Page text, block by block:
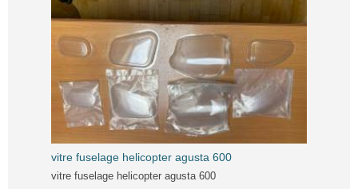
vitre fuselage helicopter agusta 600
vitre fuselage helicopter agusta 600